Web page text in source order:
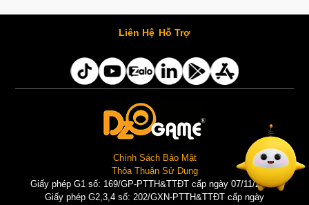
Liên Hệ Hỗ Trợ
Chính Sách Bảo Mật
Thỏa Thuận Sử Dụng
Giấy phép G1 số: 169/GP-PTTH&TTĐT cấp ngày 07/11/2025 |
Giấy phép G2,3,4 số: 202/GXN-PTTH&TTĐT cấp ngày